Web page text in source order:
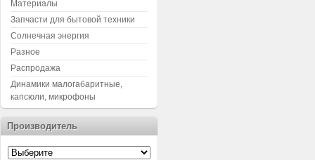
Материалы
Запчасти для бытовой техники
Солнечная энергия
Разное
Распродажа
Динамики малогабаритные,
капсюли, микрофоны
Производитель